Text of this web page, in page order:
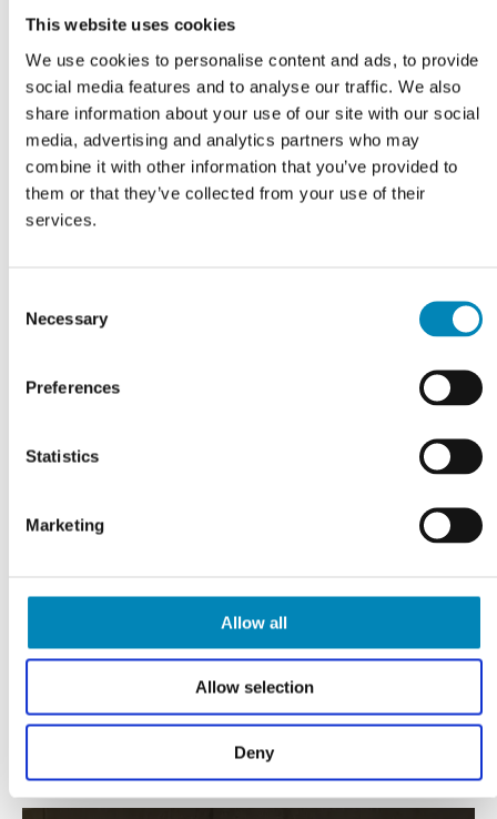
This website uses cookies
We use cookies to personalise content and ads, to provide
social media features and to analyse our traffic. We also
share information about your use of our site with our social
media, advertising and analytics partners who may
combine it with other information that you’ve provided to
them or that they’ve collected from your use of their
services.
Selection
Necessary
Preferences
Statistics
Marketing
Allow all
Allow selection
Deny
Professionel rådgivning
LÆS MERE